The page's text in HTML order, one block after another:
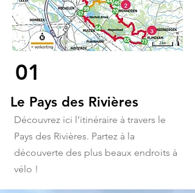
01
Le Pays des Rivières
Découvrez ici l’itinéraire à travers le
Pays des Rivières. Partez à la
découverte des plus beaux endroits à
vélo !